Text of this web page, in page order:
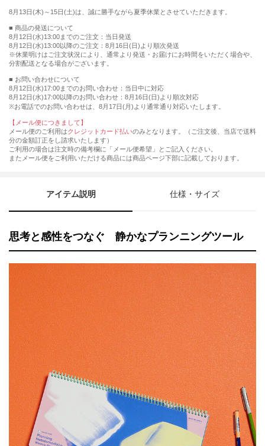
8月13日(木)～15日(土)は、誠に勝手ながら夏季休業とさせていただきます。
■ 商品の発送について
8月12日(水)13:00までのご注文：当日発送
8月12日(水)13:00以降のご注文：8月16日(日)より順次発送
※休業明けはご注文状況により、通常より発送・お届けにお時間をいただく場合や、
分割配送となる場合がございます。
■ お問い合わせについて
8月12日(水)17:00までのお問い合わせ：当日中に対応
8月12日(水)17:00以降のお問い合わせ：8月16日(日)より順次対応
※お電話でのお問い合わせは、8月17日(月)より通常通り対応いたします。
【メール便につきまして】
メール便のご利用はクレジットカード払いのみとなります。（ご注文後、当店で送料
分の金額訂正をし請求いたします）
ご利用の場合は注文時の備考欄に「メール便希望」とご記入ください。
またメール便をご利用いただける商品には商品ページ下部に記載しております。
アイテム説明 仕様・サイズ
思考と感性をつなぐ 静かなプランニングツール